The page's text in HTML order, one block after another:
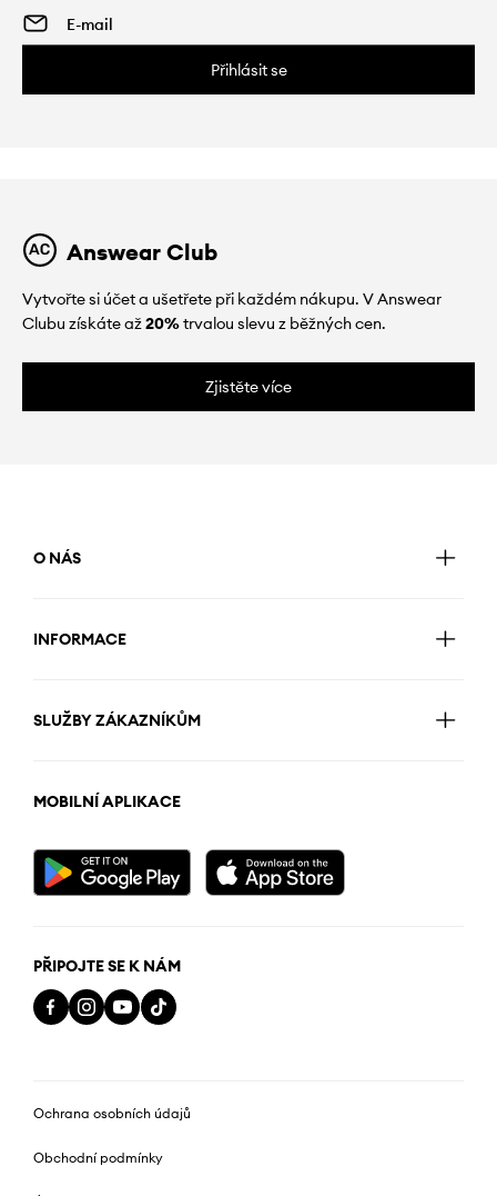
Přihlásit se
Answear Club
Vytvořte si účet a ušetřete při každém nákupu. V Answear
Clubu získáte až20%trvalou slevu z běžných cen.
Zjistěte více
O NÁS
INFORMACE
SLUŽBY ZÁKAZNÍKŮM
MOBILNÍ APLIKACE
PŘIPOJTE SE K NÁM
Ochrana osobních údajů
Obchodní podmínky